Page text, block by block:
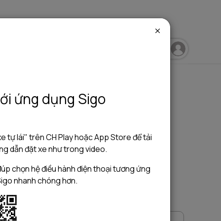
ứng dụng Sigo
tự lái" trên CH Play hoặc App Store để tải
dẫn đặt xe như trong video.
chọn hệ điều hành điện thoại tương ứng
nhanh chóng hơn.